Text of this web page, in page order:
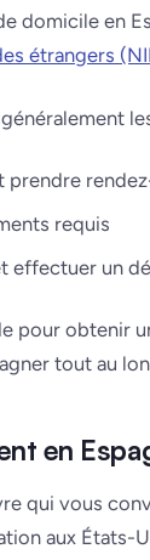
domicile en
étrangers
prendre
requis
effectuer un
pour obtenir
tout au
en
qui vous
aux États-